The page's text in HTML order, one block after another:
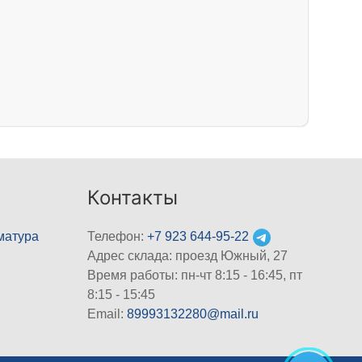
Контакты
Телефон:+7 923 644-95-22
Адрес склада: проезд Южный, 27
Время работы: пн-чт 8:15 - 16:45, пт
8:15 - 15:45
Email:89993132280@mail.ru